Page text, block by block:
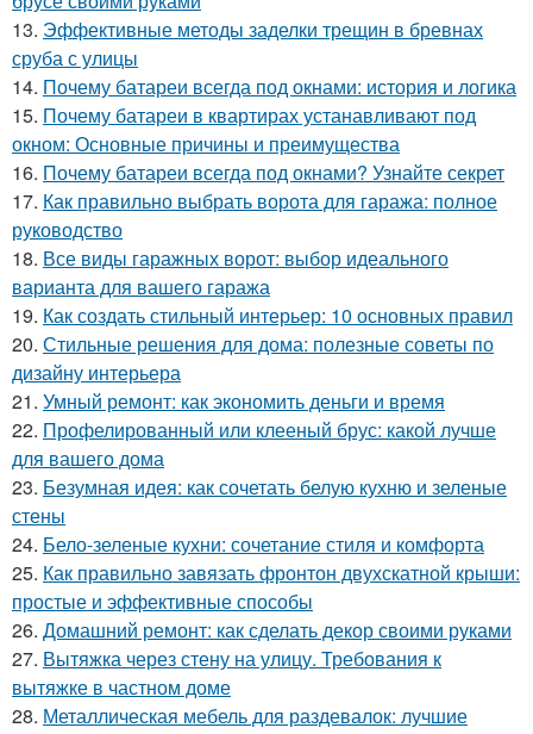
13. Эффективные методы заделки трещин в бревнах
сруба с улицы
14. Почему батареи всегда под окнами: история и логика
15. Почему батареи в квартирах устанавливают под
окном: Основные причины и преимущества
16. Почему батареи всегда под окнами? Узнайте секрет
17. Как правильно выбрать ворота для гаража: полное
руководство
18. Все виды гаражных ворот: выбор идеального
варианта для вашего гаража
19. Как создать стильный интерьер: 10 основных правил
20. Стильные решения для дома: полезные советы по
дизайну интерьера
21. Умный ремонт: как экономить деньги и время
22. Профелированный или клееный брус: какой лучше
для вашего дома
23. Безумная идея: как сочетать белую кухню и зеленые
стены
24. Бело-зеленые кухни: сочетание стиля и комфорта
25. Как правильно завязать фронтон двухскатной крыши:
простые и эффективные способы
26. Домашний ремонт: как сделать декор своими руками
27. Вытяжка через стену на улицу. Требования к
вытяжке в частном доме
28. Металлическая мебель для раздевалок: лучшие